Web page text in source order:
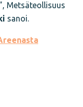
Metsäteollisuus
sanoi.